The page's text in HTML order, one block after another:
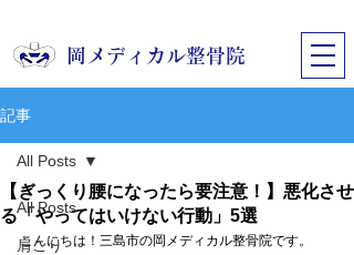
​岡メディカル整骨院
記事
All Posts
肩こり
All Posts
【ぎっくり腰になったら要注意！】悪化させ
る「やってはいけない行動」5選
こんにちは！三島市の岡メディカル整骨院です。